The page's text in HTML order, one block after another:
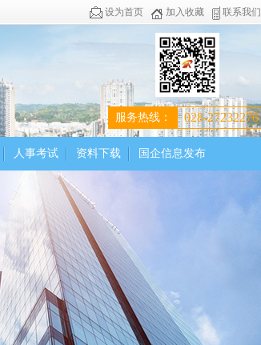
设为首页 加入收藏 联系我们
服务热线： 028-27232276
人事考试 资料下载 国企信息发布